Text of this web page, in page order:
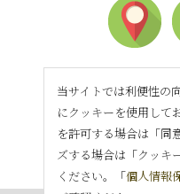
当サイトでは利便性の
にクッキーを使用して
を許可する場合は「同
ズする場合は「クッキ
ください。「個人情報